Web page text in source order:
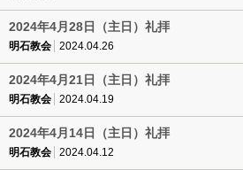
2024年4月28日（主日）礼拝
明石教会 2024.04.26
2024年4月21日（主日）礼拝
明石教会 2024.04.19
2024年4月14日（主日）礼拝
明石教会 2024.04.12